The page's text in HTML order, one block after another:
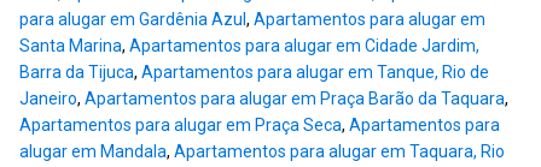
para alugar em Gardênia Azul , Apartamentos para alugar em
Santa Marina, Apartamentos para alugar em Cidade Jardim,
Barra da Tijuca, Apartamentos para alugar em Tanque, Rio de
Janeiro, Apartamentos para alugar em Praça Barão da Taquara,
Apartamentos para alugar em Praça Seca, Apartamentos para
alugar em Mandala, Apartamentos para alugar em Taquara, Rio